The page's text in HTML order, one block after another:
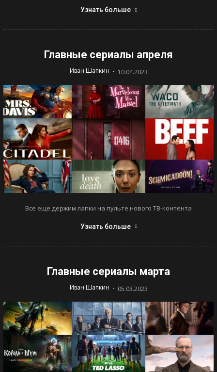
Узнать больше
Главные сериалы апреля
Иван Шапкин - 10.04.2023
Все еще держим лапки на пульте нового ТВ-контента
Узнать больше
Главные сериалы марта
Иван Шапкин - 05.03.2023